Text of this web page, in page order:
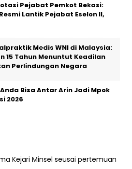
Pejabat Pemkot Bekasi:
Lantik Pejabat Eselon II,
Medis WNI di Malaysia:
15 Tahun Menuntut Keadilan
Perlindungan Negara
Bisa Antar Arin Jadi Mpok
2026